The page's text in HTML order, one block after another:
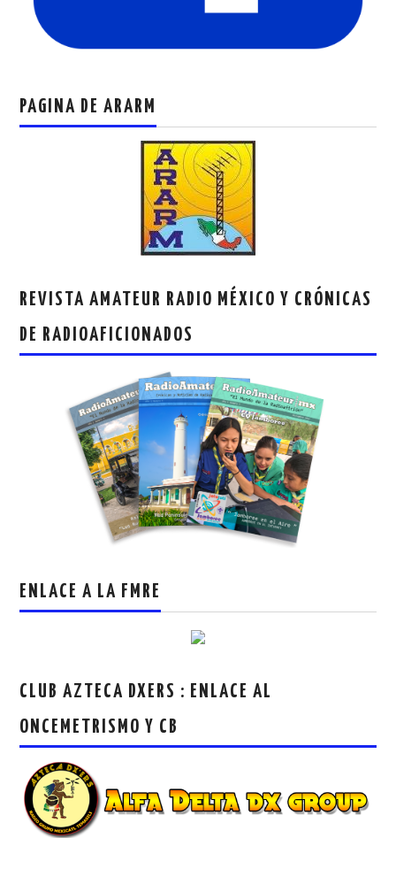
PAGINA DE ARARM
REVISTA AMATEUR RADIO MÉXICO Y CRÓNICAS
DE RADIOAFICIONADOS
ENLACE A LA FMRE
CLUB AZTECA DXERS : ENLACE AL
ONCEMETRISMO Y CB